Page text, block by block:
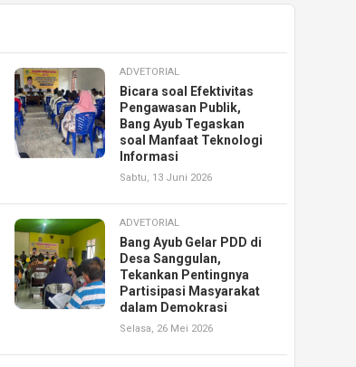
ADVETORIAL
Bicara soal Efektivitas
Pengawasan Publik,
Bang Ayub Tegaskan
soal Manfaat Teknologi
Informasi
Sabtu, 13 Juni 2026
ADVETORIAL
Bang Ayub Gelar PDD di
Desa Sanggulan,
Tekankan Pentingnya
Partisipasi Masyarakat
dalam Demokrasi
Selasa, 26 Mei 2026